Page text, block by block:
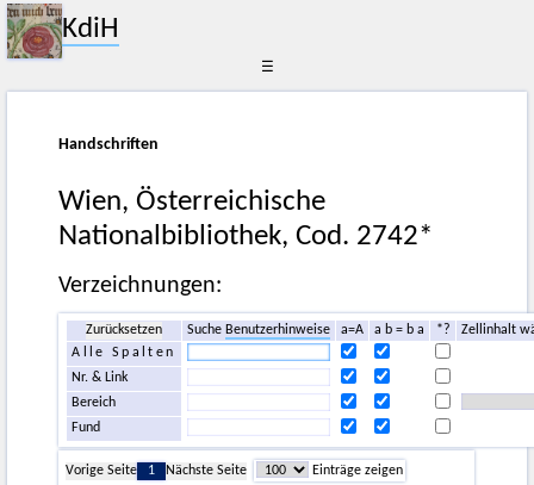
KdiH
☰
Handschriften
Wien, Österreichische
Nationalbibliothek, Cod. 2742*
Verzeichnungen:
Zurücksetzen SucheBenutzerhinweise a=A a b = b a *?
Zellinhalt
Alle Spalten
Nr. & Link
Bereich
Fund
Vorige Seite 1 Nächste Seite
Einträge zeigen